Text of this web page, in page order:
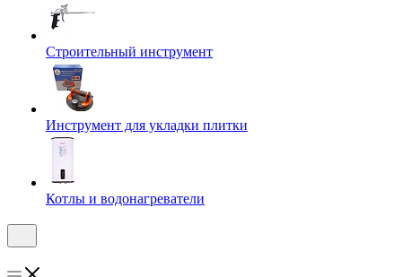
Строительный инструмент
Инструмент для укладки плитки
Котлы и водонагреватели